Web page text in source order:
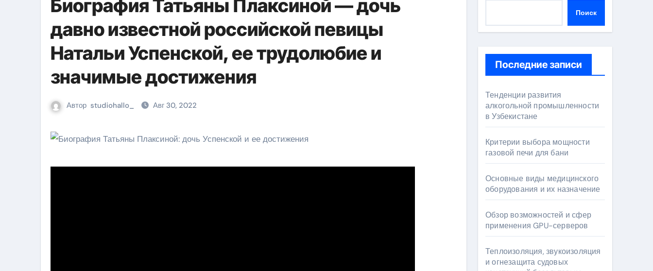
Биография Татьяны Плаксиной — дочь
давно известной российской певицы
Натальи Успенской, ее трудолюбие и
значимые достижения
Автор studiohallo_ Авг 30, 2022
Поиск
Последние записи
Тенденции развития
алкогольной промышленности
в Узбекистане
Критерии выбора мощности
газовой печи для бани
Основные виды медицинского
оборудования и их назначение
Обзор возможностей и сфер
применения GPU-серверов
Теплоизоляция, звукоизоляция
и огнезащита судовых